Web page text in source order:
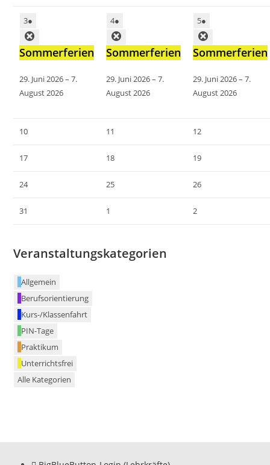
3●
Sommerferien
29. Juni 2026–7.
August 2026
4●
Sommerferien
29. Juni 2026–7.
August 2026
5●
Sommerferien
29. Juni 2026–7.
August 2026
10 11 12
17 18 19
24 25 26
31 1 2
Veranstaltungskategorien
Allgemein
Berufsorientierung
Kurs-/Klassenfahrt
PIN-Tage
Praktikum
Unterrichtsfrei
Alle Kategorien